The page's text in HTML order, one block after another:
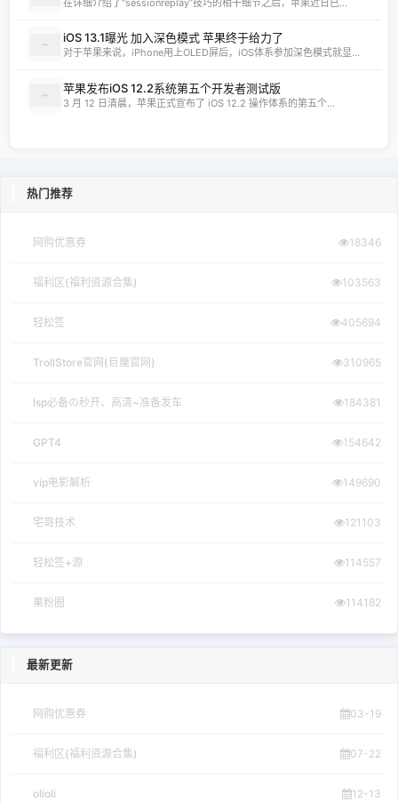
在详细介绍了“sessionreplay”技巧的相干细节之后，苹果近日已...
iOS 13.1曝光 加入深色模式 苹果终于给力了
对于苹果来说，iPhone用上OLED屏后，iOS体系参加深色模式就显...
苹果发布iOS 12.2系统第五个开发者测试版
3 月 12 日清晨，苹果正式宣布了 iOS 12.2 操作体系的第五个...
热门推荐
网购优惠券 18346
福利区(福利资源合集) 103563
轻松签 405694
TrollStore官网(巨魔官网) 310965
lsp必备の秒开、高清~准备发车 184381
GPT4 154642
vip电影解析 149690
宅哥技术 121103
轻松签+源 114557
果粉圈 114182
最新更新
网购优惠券 03-19
福利区(福利资源合集) 07-22
olioli 12-13